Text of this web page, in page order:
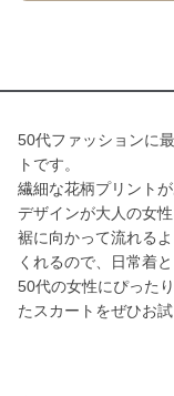
50代ファッションに
トです。
繊細な花柄プリント
デザインが大人の女
裾に向かって流れる
くれるので、日常着
50代の女性にぴった
たスカートをぜひお試